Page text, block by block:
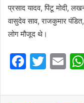
प्रसाद यादव, पिंटू मोदी,
वासुदेव साव, राजकुमार
लोग मौजूद थे।
F
c
T
itt
E
ai